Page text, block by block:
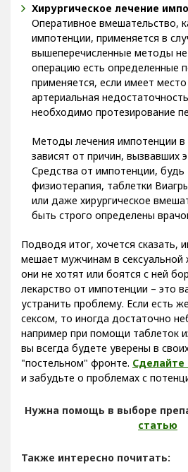
Хирургическое лечение
Оперативное вмешательство,
импотенции, применяется в
вышеперечисленные методы
операцию есть определенные
применяется, если имеет
артериальная
необходимо протезирование
Методы лечения импотенции
зависят от причин, вызвавших
Средства от импотенции, будь
физиотерапия, таблетки
или даже хирургическое
быть строго определены
Подводя итог, хочется сказать,
мешает мужчинам в сексуальной
они не хотят или боятся с ней
лекарство от импотенции – это
устранить проблему. Если есть
сексом, то иногда достаточно
например при помощи таблеток
вы всегда будете уверены в
"постельном" фронте. Сделайте
и забудьте о проблемах с
Нужна помощь в выборе
статью
Также интересно почитать: